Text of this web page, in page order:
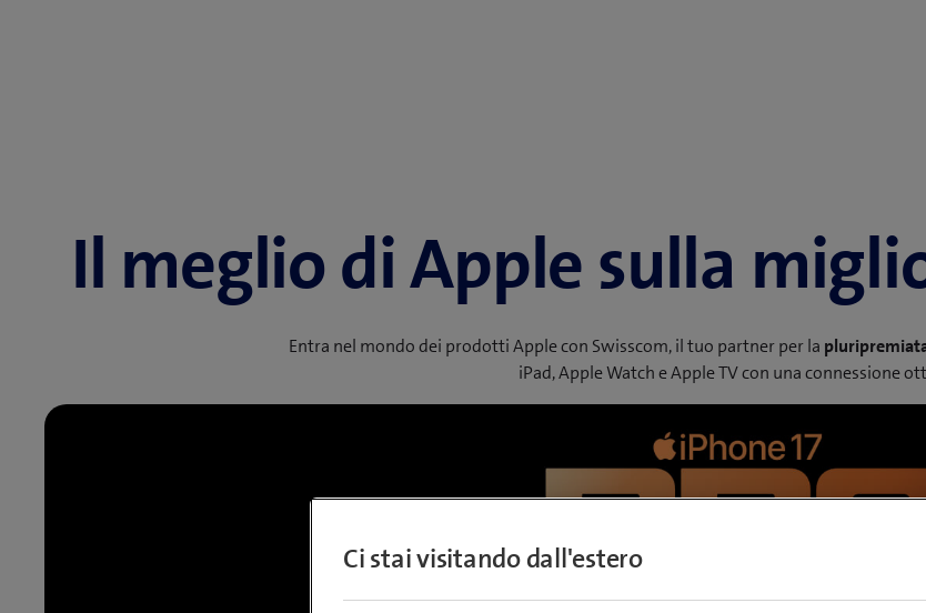
Il meglio di Apple sulla
Entra nel mondo dei prodotti Apple con Swisscom, il tuo partner per la
iPad, Apple Watch e Apple TV con una connessione
Ci stai visitando dall'estero